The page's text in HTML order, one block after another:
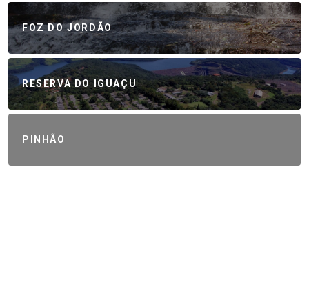
FOZ DO JORDÃO
RESERVA DO IGUAÇU
PINHÃO